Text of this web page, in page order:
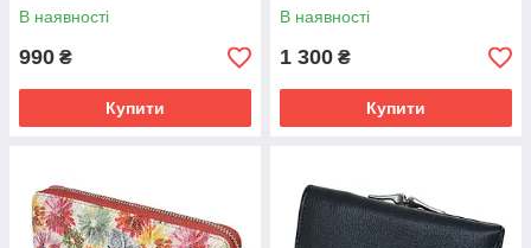
В наявності
990 ₴
Купити
В наявності
1 300 ₴
Купити